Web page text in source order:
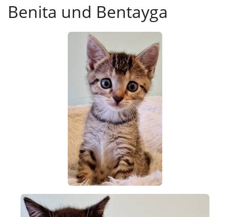
Benita und Bentayga